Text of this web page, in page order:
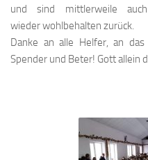
und sind mittlerweile
wieder wohlbehalten zurück.
Danke an alle Helfer, an
Spender und Beter! Gott allein